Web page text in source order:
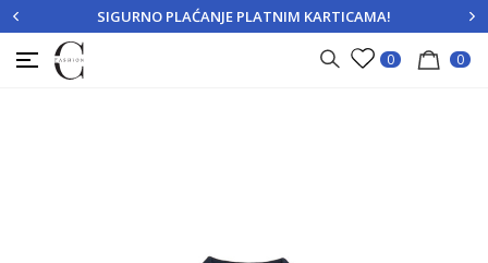
PRIJAVITE SE REGISTRUJTE SE
SIGURNO PLAĆANJE PLATNIM KARTICAMA!
0 0